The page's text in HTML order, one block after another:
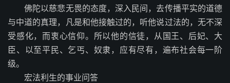
佛陀以慈悲无畏的态度，深入民间，去传播平实的道德
与中道的真理，凡是和他接触过的，听他说过法的，无不深
受感化，而衷心信仰。所以他的信徒，从国王、后妃、大
臣、以至平民、乞丐、奴隶，应有尽有，遍布社会每一阶
级。
宏法利生的事业问答